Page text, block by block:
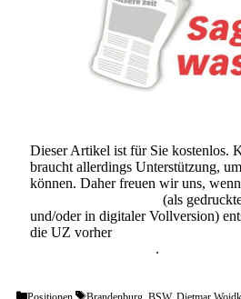
Dieser Artikel ist für Sie kostenlos.
braucht allerdings Unterstützung,
können. Daher freuen wir uns,
(als
und/oder in digitaler Vollversion)
die UZ vorher
.
Categories Tags